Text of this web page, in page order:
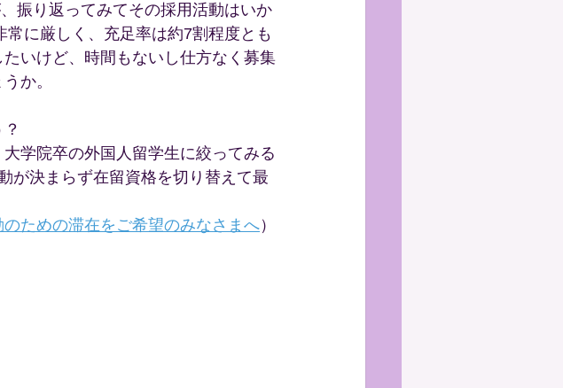
振り返ってみてその採用活動はいか
に厳しく、充足率は約7割程度とも
たいけど、時間もないし仕方なく募集
か。
学院卒の外国人留学生に絞ってみる
が決まらず在留資格を切り替えて最
ための滞在をご希望のみなさまへ）